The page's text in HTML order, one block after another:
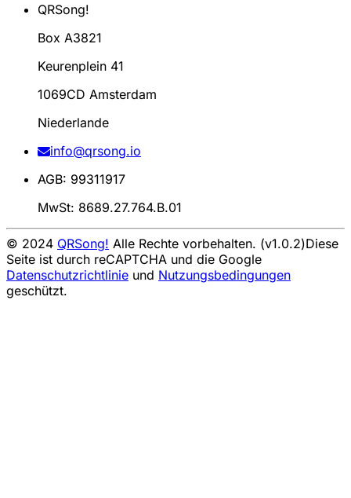
QRSong!
Box A3821
Keurenplein 41
1069CD Amsterdam
Niederlande
info@qrsong.io
AGB: 99311917
MwSt: 8689.27.764.B.01
© 2024 QRSong! Alle Rechte vorbehalten. (v1.0.2)Diese
Seite ist durch reCAPTCHA und die Google
Datenschutzrichtlinie und Nutzungsbedingungen
geschützt.